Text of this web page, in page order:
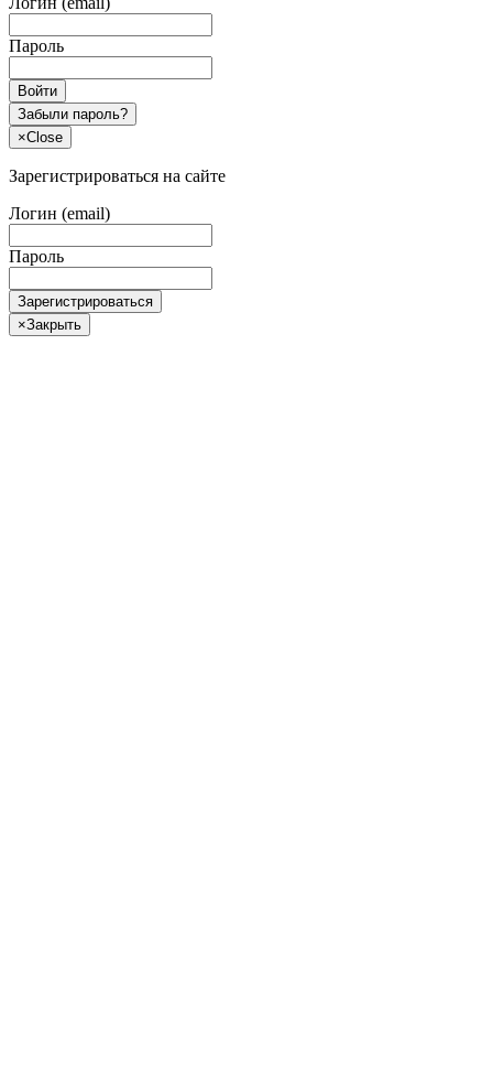
Пароль
Войти
Забыли пароль?
×Close
Зарегистрироваться на сайте
Логин (email)
Пароль
Зарегистрироваться
×Закрыть